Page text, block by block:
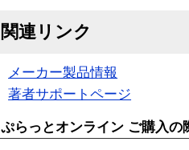
関連リンク
メーカー製品情報
著者サポートページ
ぷらっとオンライン ご購入の